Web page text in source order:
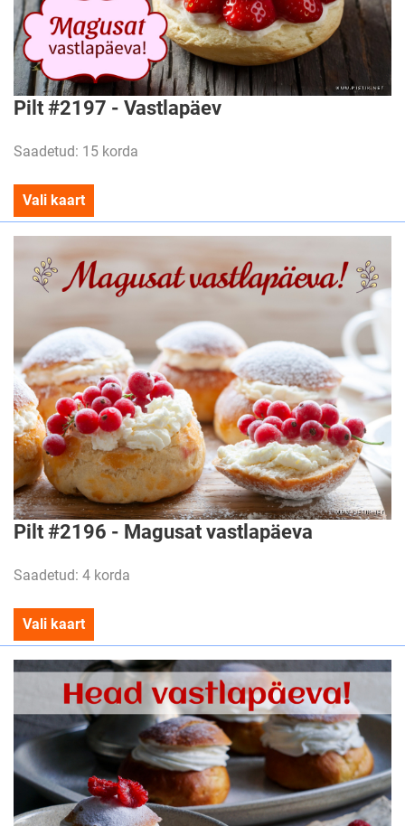
Pilt #2197 - Vastlapäev
Saadetud: 15 korda
Vali kaart
Pilt #2196 - Magusat vastlapäeva
Saadetud: 4 korda
Vali kaart